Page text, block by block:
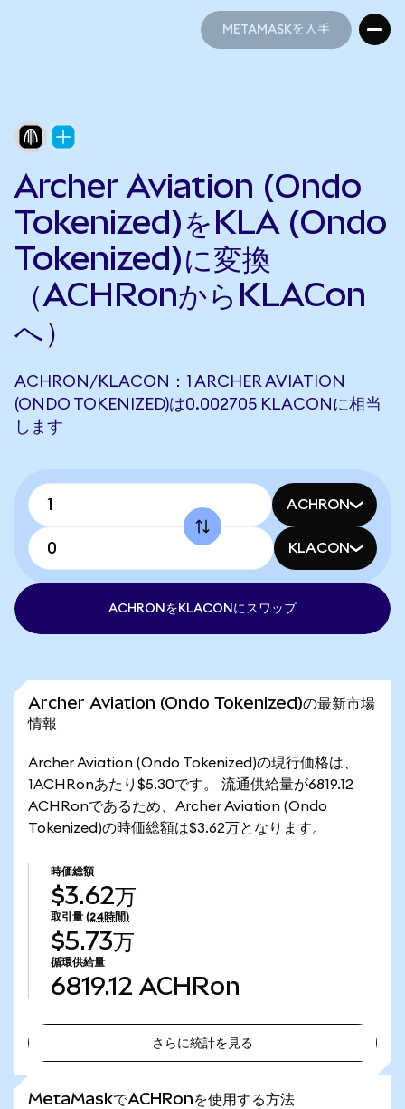
METAMASKを入手
Archer Aviation (Ondo
Tokenized)をKLA (Ondo
Tokenized)に変換
（ACHRonからKLACon
へ）
ACHRON/KLACON：1 ARCHER AVIATION
(ONDO TOKENIZED)は0.002705 KLACONに相当
します
ACHRON
KLACON
ACHRONをKLACONにスワップ
Archer Aviation (Ondo Tokenized)の最新市場
情報
Archer Aviation (Ondo Tokenized)の現行価格は、
1ACHRonあたり$5.30です。 流通供給量が6819.12
ACHRonであるため、Archer Aviation (Ondo
Tokenized)の時価総額は$3.62万となります。
時価総額
$3.62万
取引量 (24時間)
$5.73万
循環供給量
6819.12 ACHRon
さらに統計を見る
MetaMaskでACHRonを使用する方法